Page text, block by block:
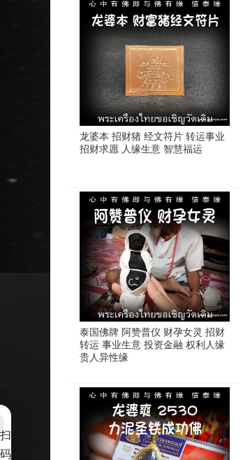
龙婆本 招财猪 经文符片 转运事业
招财求愿 人缘生意 智慧福运
泰国佛牌 阿赞普仪 财孕女灵 招财
转运 事业生意 投资金融 权利人缘
贵人异性缘
扫
码